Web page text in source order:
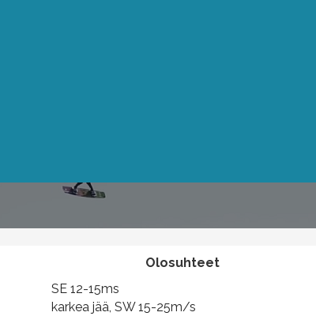
Olosuhteet
SE 12-15ms
karkea jää, SW 15-25m/s